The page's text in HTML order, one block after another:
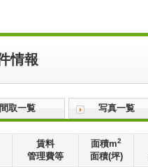
情報
間取一覧 写真一覧
賃料
管理費等
面積m2
面積(坪)